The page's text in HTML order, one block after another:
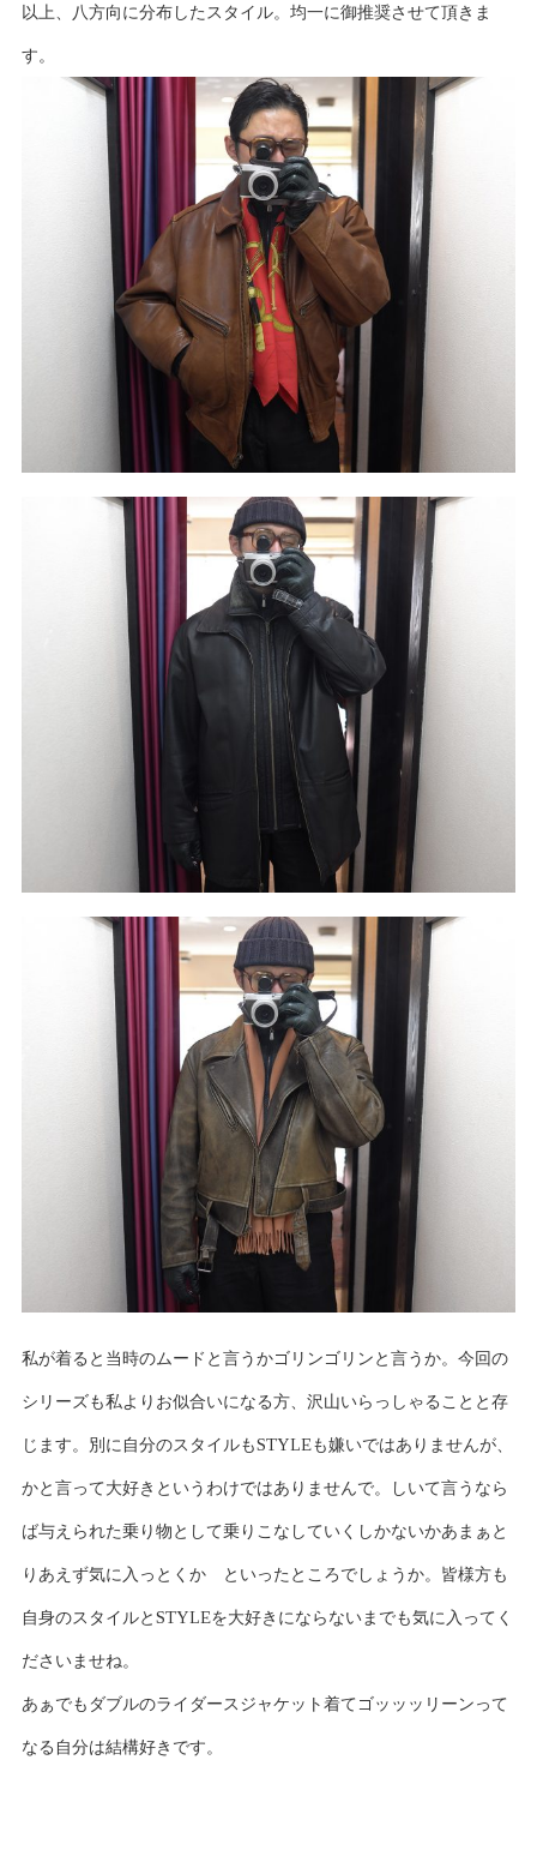
以上、八方向に分布したスタイル。均一に御推奨させて頂きま
す。
私が着ると当時のムードと言うかゴリンゴリンと言うか。今回の
シリーズも私よりお似合いになる方、沢山いらっしゃることと存
じます。別に自分のスタイルもSTYLEも嫌いではありませんが、
かと言って大好きというわけではありませんで。しいて言うなら
ば与えられた乗り物として乗りこなしていくしかないかあまぁと
りあえず気に入っとくか といったところでしょうか。皆様方も
自身のスタイルとSTYLEを大好きにならないまでも気に入ってく
ださいませね。
あぁでもダブルのライダースジャケット着てゴッッッリーンって
なる自分は結構好きです。